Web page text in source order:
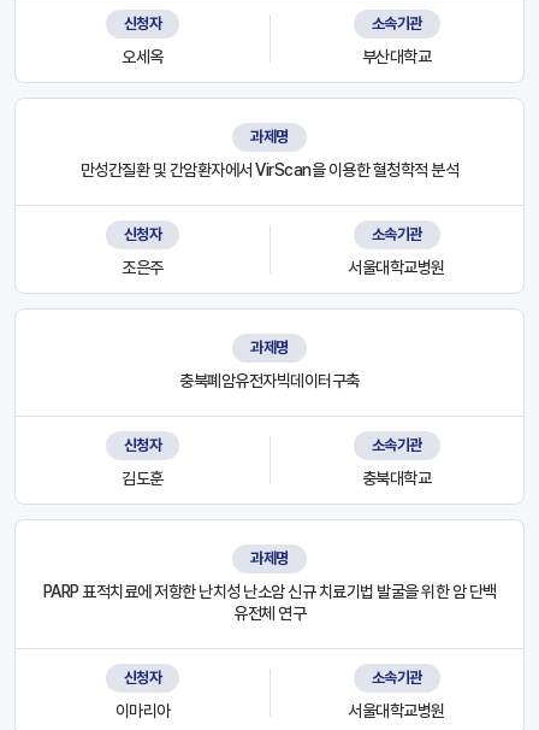
신청자
오세옥
소속기관
부산대학교
과제명
만성간질환 및 간암환자에서 VirScan을 이용한 혈청학적 분석
신청자
조은주
소속기관
서울대학교병원
과제명
충북폐암유전자빅데이터구축
신청자
김도훈
소속기관
충북대학교
과제명
PARP 표적치료에 저항한 난치성 난소암 신규 치료기법 발굴을 위한 암 단백
유전체 연구
신청자
이마리아
소속기관
서울대학교병원